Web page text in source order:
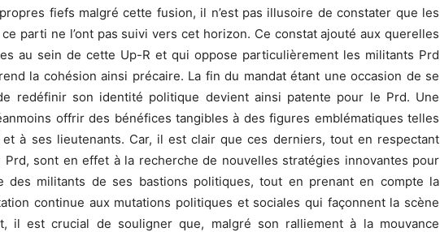
fiefs malgré cette fusion, il n’est pas illusoire de constater que les
parti ne l’ont pas suivi vers cet horizon. Ce constat ajouté aux querelles
au sein de cette Up-R et qui oppose particulièrement les militants Prd
la cohésion ainsi précaire. La fin du mandat étant une occasion de se
redéfinir son identité politique devient ainsi patente pour le Prd. Une
offrir des bénéfices tangibles à des figures emblématiques telles
et à ses lieutenants. Car, il est clair que ces derniers, tout en respectant
Prd, sont en effet à la recherche de nouvelles stratégies innovantes pour
des militants de ses bastions politiques, tout en prenant en compte la
continue aux mutations politiques et sociales qui façonnent la scène
il est crucial de souligner que, malgré son ralliement à la mouvance